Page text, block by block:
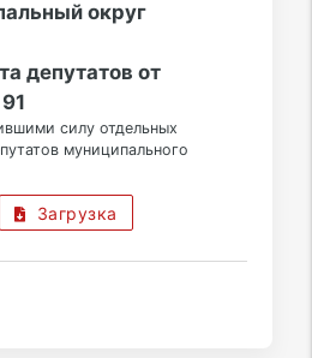
округ
депутатов от
силу отдельных
муниципального
Загрузка